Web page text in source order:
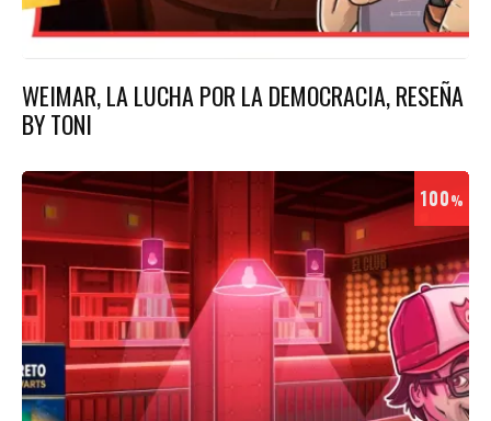
WEIMAR, LA LUCHA POR LA DEMOCRACIA, RESEÑA
BY TONI
100%